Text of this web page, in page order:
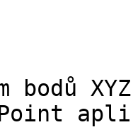
bodů